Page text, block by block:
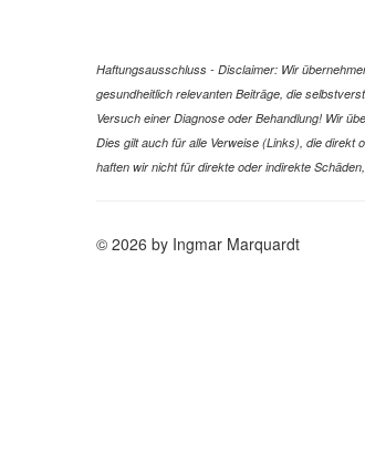
Haftungsausschluss - Disclaimer: Wir
gesundheitlich relevanten Beiträge, die
Versuch einer Diagnose oder Behandlung! Wir
Dies gilt auch für alle Verweise (Links), die direkt
haften wir nicht für direkte oder indirekte
© 2026 by Ingmar Marquardt